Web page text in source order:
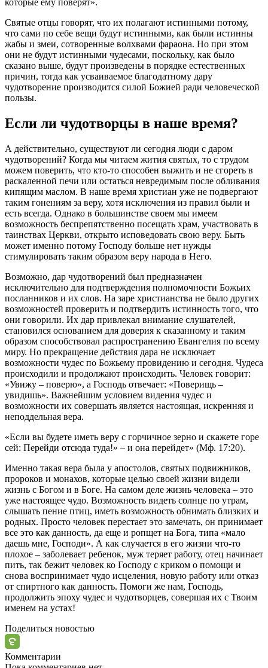
которые ему поверят».
Святые отцы говорят, что их полагают истинными потому,
что сами по себе вещи будут истинными, как были истинны
жабы и змеи, сотворенные волхвами фараона. Но при этом
они не будут истинными чудесами, поскольку, как было
сказано выше, будут произведены в порядке естественных
причин, тогда как усваиваемое благодатному дару
чудотворение производится силой Божией ради человеческой
пользы.
Если ли чудотворцы в наше время?
А действительно, существуют ли сегодня люди с даром
чудотворений? Когда мы читаем жития святых, то с трудом
можем поверить, что кто-то способен выжить и не сгореть в
раскаленной печи или остаться невредимым после обливания
кипящим маслом. В наше время христиан уже не подвергают
таким гонениям за веру, хотя исключения из правил были и
есть всегда. Однако в большинстве своем мы имеем
возможность беспрепятственно посещать храм, участвовать в
таинствах Церкви, открыто исповедовать свою веру. Быть
может именно потому Господу больше нет нужды
стимулировать таким образом веру народа в Него.
Возможно, дар чудотворений был предназначен
исключительно для подтверждения полномочности Божьих
посланников и их слов. На заре христианства не было других
возможностей проверить и подтвердить истинность того, что
они говорили. Их дар привлекал внимание слушателей,
становился основанием для доверия к сказанному и таким
образом способствовал распространению Евангелия по всему
миру. Но прекращение действия дара не исключает
возможности чудес по Божьему провидению и сегодня. Чудеса
происходили и продолжают происходить. Человек говорит:
«Увижу – поверю», а Господь отвечает: «Поверищь –
увидишь». Важнейшим условием видения чудес и
возможности их совершать является настоящая, искренняя и
неподдельная вера.
«Если вы будете иметь веру с горчичное зерно и скажете горе
сей: Перейди отсюда туда!» – и она перейдет» (Мф. 17:20).
Именно такая вера была у апостолов, святых подвижников,
пророков и монахов, которые целью своей жизни видели
жизнь с Богом и в Боге. На самом деле жизнь человека – это
уже настоящее чудо. Возможность видеть солнце по утрам,
слышать пение птиц, иметь возможность обнимать близких и
родных. Просто человек перестает это замечать, он принимает
все это как данность, да еще и ропщет на Бога, типа «мало
даешь мне, Господи». А как случается в его жизни что-то
плохое – заболевает ребенок, муж теряет работу, отец начинает
пить, так бежит человек ко Господу с криком о помощи и
снова воспринимает чудо исцеления, новую работу или отказ
от спиртного как данность. Помоги же нам, Господь,
продолжить эпоху чудес и чудотворцев, совершая их с Твоим
именем на устах!
Поделиться новостью
Комментарии